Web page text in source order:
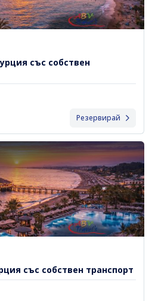
със собствен
Резервирай
със собствен транспорт